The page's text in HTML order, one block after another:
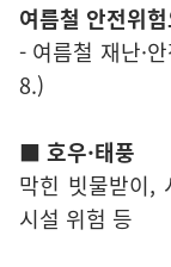
여름철 안전위
- 여름철 재난·
8.)
■ 호우·태풍
막힌 빗물받이,
시설 위험 등